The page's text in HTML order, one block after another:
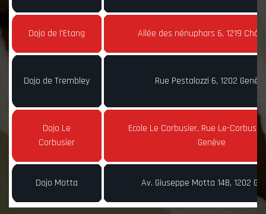
Dojo de l'Etang Allée des nénuphars 6, 1219
Dojo de Trembley Rue Pestalozzi 6, 1202
Dojo Le
Corbusier
Ecole Le Corbusier, Rue Le-
Genève
Dojo Motta Av. Giuseppe Motta 14B, 1202